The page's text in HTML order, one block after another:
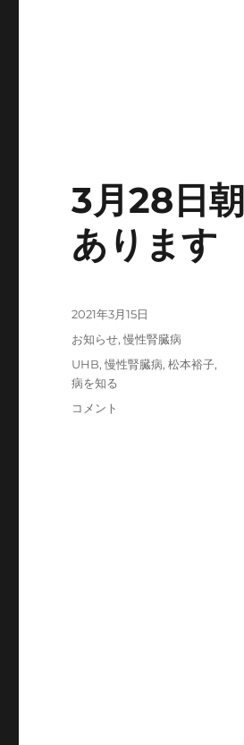
3月28日
あります
投
稿
2021年3月15日
カ
ゴ
ー
お知らせ,慢性腎臓病
タ
グ
UHB,慢性腎臓病,松本裕子,
病を知る
3
コメント